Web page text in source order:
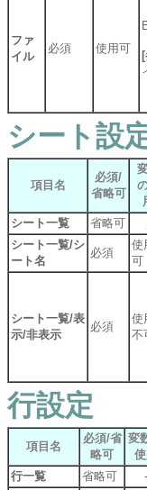
ファ
イル
必須 使用可
シート設
項目名
必須/
省略可
シート一覧 省略可
シート一覧/シ
ート名
必須
使
可
シート一覧/表
示/非表示
必須
使
不
行設定
項目名
必須/省
略可
変
行一覧 省略可 -